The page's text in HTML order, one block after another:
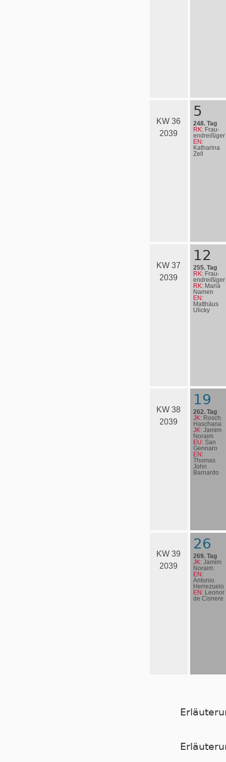
KW 36
2039
5
248. Tag
RK: Frau­
en­drei­ßi­ger
EN:
Katharina
Zell
KW 37
2039
12
255. Tag
RK: Frau­
en­drei­ßi­ger
RK: Mariä
Namen
EN:
Matthäus
Ulicky
KW 38
2039
19
262. Tag
JK: Rosch
Haschana
JK: Jamim
Noraim
EU: San
Gennaro
EN:
Thomas
John
Barnardo
KW 39
2039
26
269. Tag
JK: Jamim
Noraim
EN:
Antonio
Herrezuelo
EN: Leonor
de Cisnere